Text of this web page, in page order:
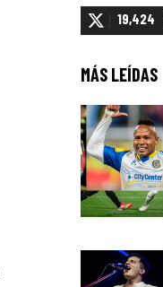
19,424
MÁS LEÍDAS